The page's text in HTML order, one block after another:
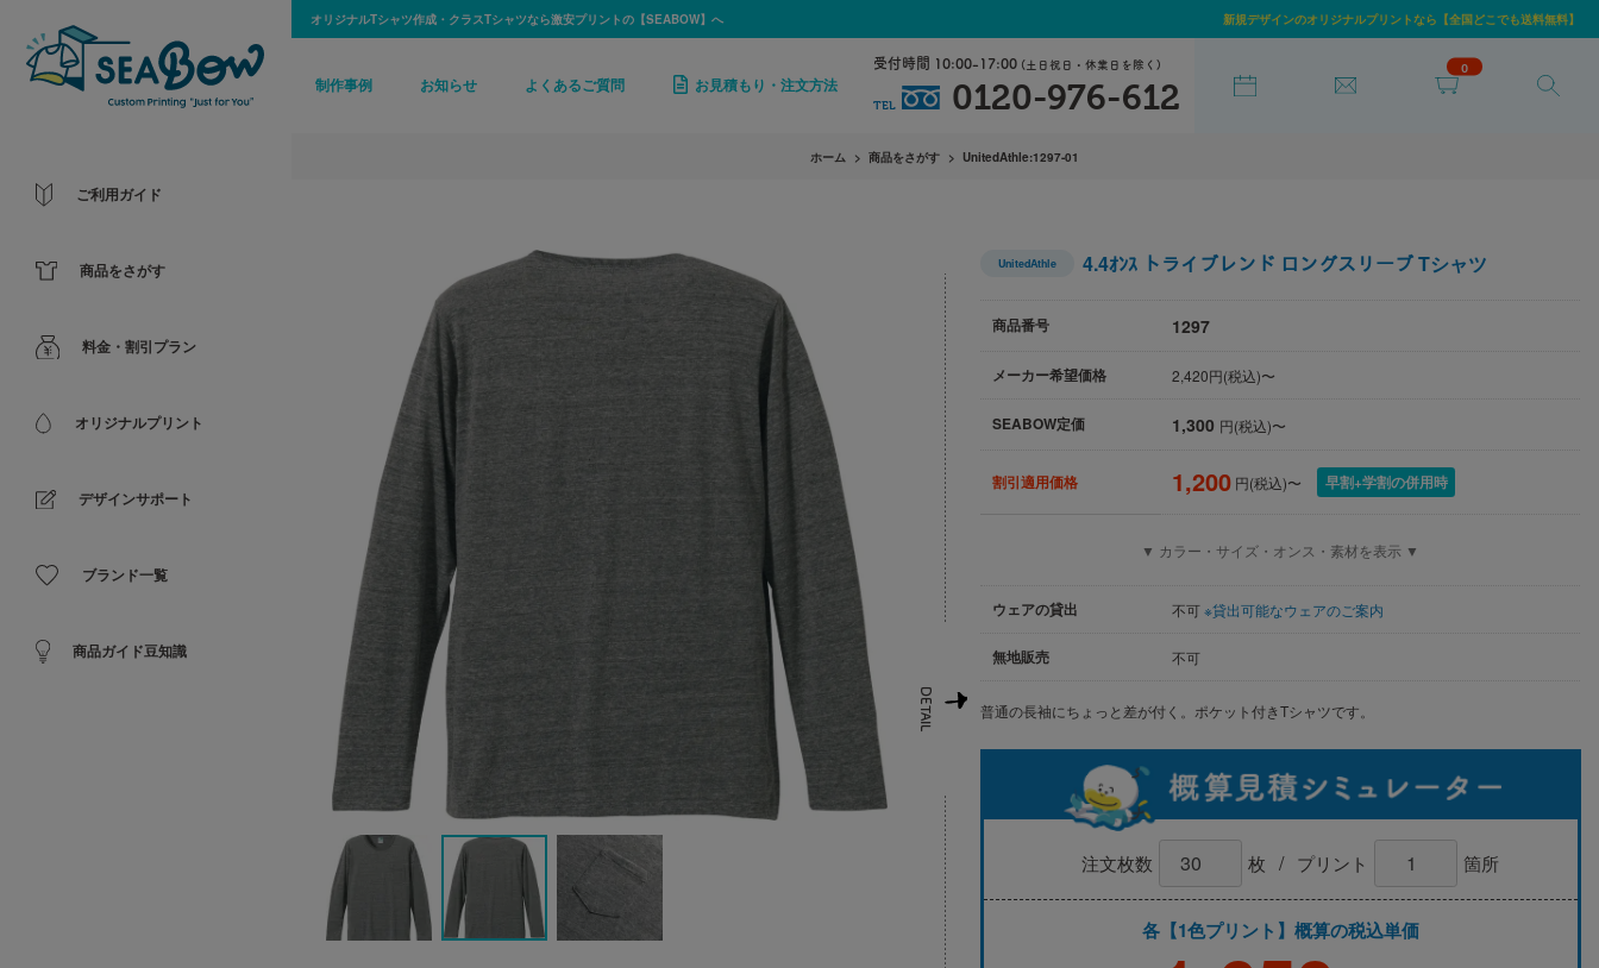
オリジナルTシャツ作成・クラスTシャツなら激安プリントの【SEABOW】へ 新規デザインのオリジナルプリントなら【全国どこでも送料無料】
制作事例 お知らせ よくあるご質問 お見積もり・注文方法
0
受付時間 10:00-17:00 (土日祝日・休業日を除く)
TEL 0120-976-612
ご利用ガイド
商品をさがす
料金・割引プラン
オリジナルプリント
デザインサポート
ブランド一覧
商品ガイド豆知識
ホーム 商品をさがす UnitedAthle:1297-01
UnitedAthle 4.4ｵﾝｽ トライブレンド ロングスリーブ Tシャツ
商品番号 1297
メーカー希望価格 2,420円(税込)〜
SEABOW定価 1,300 円(税込)〜
割引適用価格 1,200 円(税込)〜 早割+学割の併用時
▼ カラー・サイズ・オンス・素材を表示 ▼
ウェアの貸出 不可※貸出可能なウェアのご案内
無地販売 不可
普通の長袖にちょっと差が付く。ポケット付きTシャツです。
注文枚数 枚 / プリント 箇所
各【1色プリント】概算の税込単価